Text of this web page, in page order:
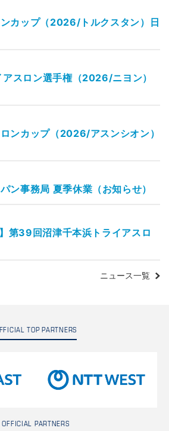
カップ（2026/トルクスタン）日
スロン選手権（2026/ニヨン）
ンカップ（2026/アスンシオン）
ン事務局 夏季休業（お知らせ）
第39回沼津千本浜トライアスロ
ニュース一覧
TOP PARTNERS
OFFICIAL PARTNERS